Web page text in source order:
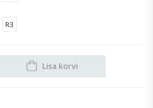
R3
Lisa korvi